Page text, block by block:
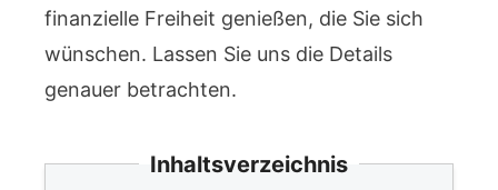
finanzielle Freiheit genießen, die Sie sich
wünschen. Lassen Sie uns die Details
genauer betrachten.
Inhaltsverzeichnis